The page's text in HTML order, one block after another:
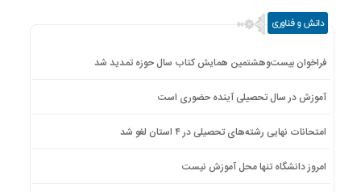
دانش و فناوری
فراخوان بیست‌وهشتمین همایش کتاب سال حوزه تمدید شد
آموزش در سال تحصیلی آینده حضوری است
امتحانات نهایی رشته‌های تحصیلی در ۴ استان لغو شد
امروز دانشگاه تنها محل آموزش نیست